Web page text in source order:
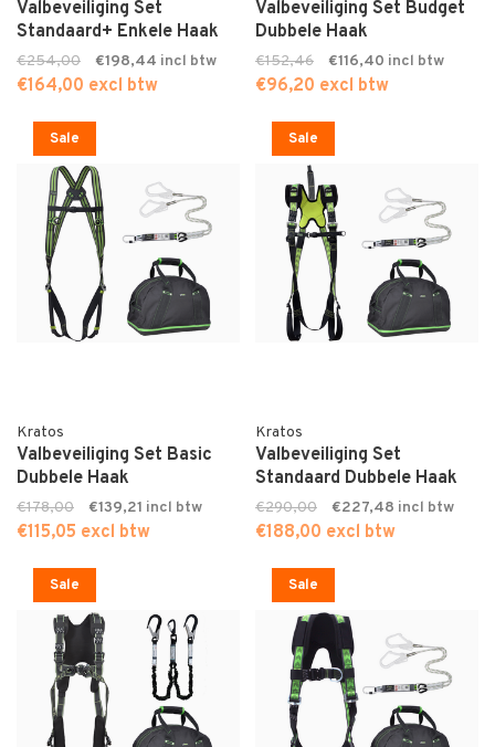
Valbeveiliging Set
Standaard+ Enkele Haak
€254,00 €198,44
€164,00 excl btw
Valbeveiliging Set Budget
Dubbele Haak
€152,46 €116,40
€96,20 excl btw
Sale
Kratos
Valbeveiliging Set Basic
Dubbele Haak
€178,00 €139,21
€115,05 excl btw
Sale
Kratos
Valbeveiliging Set
Standaard Dubbele Haak
€290,00 €227,48
€188,00 excl btw
Sale Sale